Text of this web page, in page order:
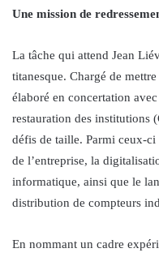
Une mission de
La tâche qui attend Jean
titanesque. Chargé de
élaboré en concertation
restauration des institutions
défis de taille. Parmi ceux-
de l’entreprise, la
informatique, ainsi que le
distribution de compteurs
En nommant un cadre